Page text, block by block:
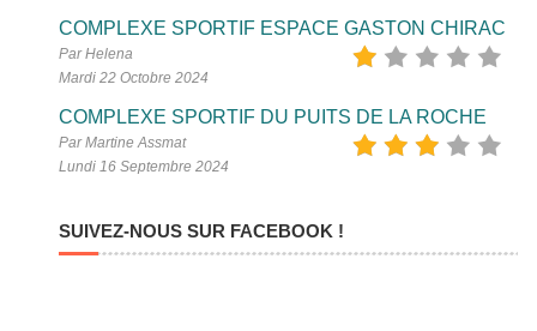
COMPLEXE SPORTIF ESPACE GASTON CHIRAC
Par Helena
Mardi 22 Octobre 2024
COMPLEXE SPORTIF DU PUITS DE LA ROCHE
Par Martine Assmat
Lundi 16 Septembre 2024
SUIVEZ-NOUS SUR FACEBOOK !